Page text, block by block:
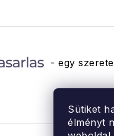
Sütiket
élményt
- egy